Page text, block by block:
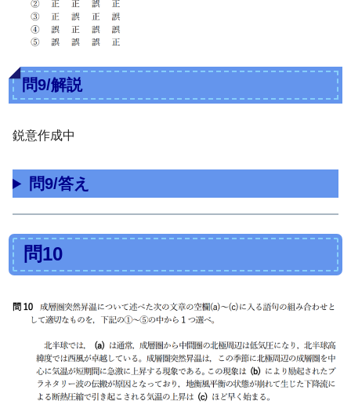
問9/解説
鋭意作成中
問9/答え
問10